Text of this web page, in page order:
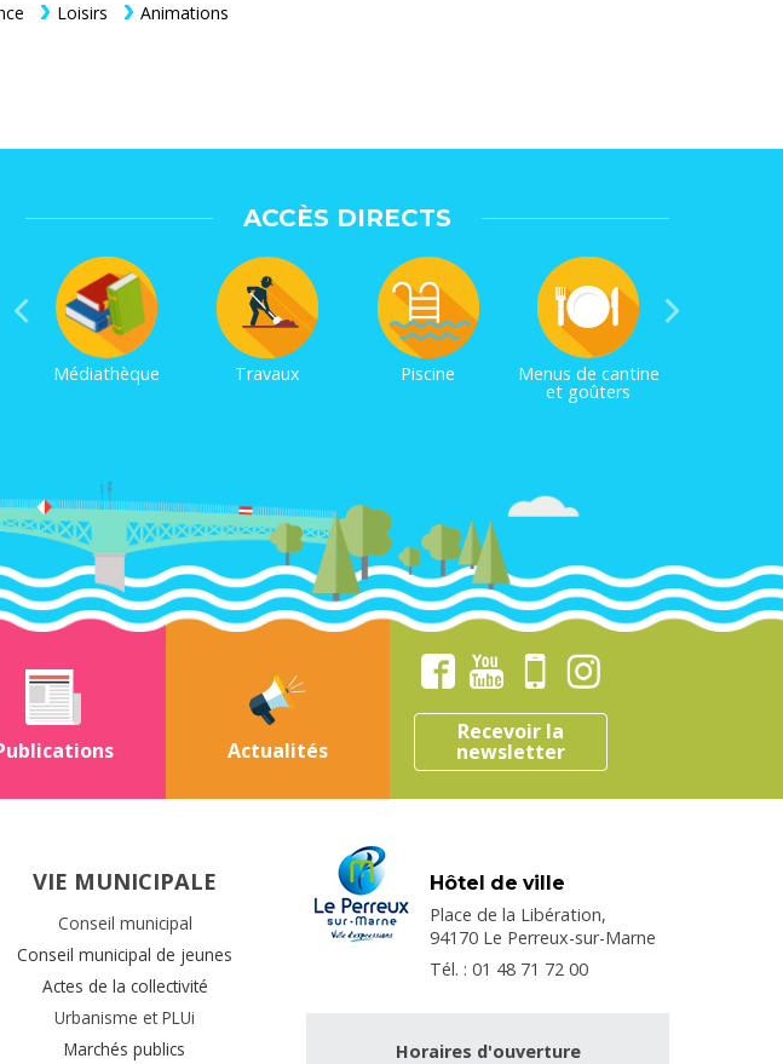
Loisirs Animations
ACCÈS DIRECTS
Médiathèque Travaux Piscine Menus de cantine
et goûters
Actualités
Recevoir la
newsletter
VIE MUNICIPALE
Conseil municipal
Conseil municipal de jeunes
Actes de la collectivité
Urbanisme et PLUi
Marchés publics
Hôtel de ville
Place de la Libération,
94170 Le Perreux-sur-Marne
Tél. : 01 48 71 72 00
Horaires d'ouverture